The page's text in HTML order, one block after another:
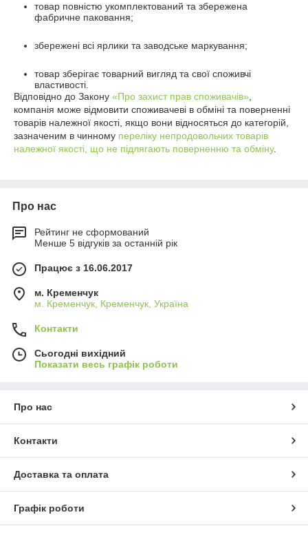
товар повністю укомплектований та збережена
фабричне паковання;
збережені всі ярлики та заводське маркування;
товар зберігає товарний вигляд та свої споживчі
властивості.
Відповідно до Закону «Про захист прав споживачів»
компанія може відмовити споживачеві в обміні та поверненні
товарів належної якості, якщо вони відносяться до категорій,
зазначеним в чинному переліку непродовольчих товарів
належної якості, що не підлягають поверненню та обміну.
Про нас
Рейтинг не сформований
Менше 5 відгуків за останній рік
Працює з 16.06.2017
м. Кременчук
м. Кременчук, Кременчук, Україна
Контакти
Сьогодні вихідний
Показати весь графік роботи
Про нас
Контакти
Доставка та оплата
Графік роботи